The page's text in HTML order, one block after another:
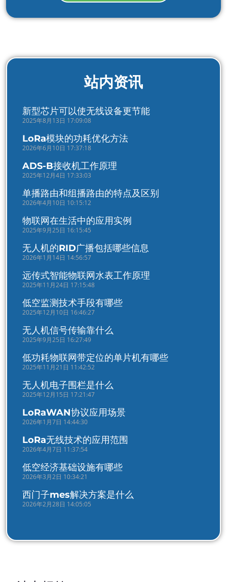
站内资讯
新型芯片可以使无线设备更节能
2025年8月13日 17:09:08
LoRa模块的功耗优化方法
2026年6月10日 17:37:18
ADS-B接收机工作原理
2025年12月4日 17:33:03
单播路由和组播路由的特点及区别
2026年4月10日 10:15:12
物联网在生活中的应用实例
2025年9月25日 16:15:45
无人机的RID广播包括哪些信息
2026年1月14日 14:56:57
远传式智能物联网水表工作原理
2025年11月24日 17:15:48
低空监测技术手段有哪些
2025年12月10日 16:46:27
无人机信号传输靠什么
2025年9月25日 16:27:49
低功耗物联网带定位的单片机有哪些
2025年11月21日 11:42:52
无人机电子围栏是什么
2025年12月15日 17:21:47
LoRaWAN协议应用场景
2026年1月7日 14:44:30
LoRa无线技术的应用范围
2026年4月7日 11:37:54
低空经济基础设施有哪些
2026年3月2日 10:34:21
西门子mes解决方案是什么
2026年2月28日 14:05:05